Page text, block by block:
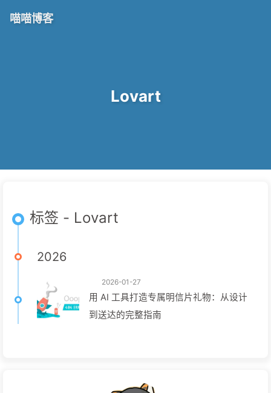
喵喵博客
Lovart
标签 - Lovart
2026
2026-01-27
用 AI 工具打造专属明信片礼物：从设计
到送达的完整指南